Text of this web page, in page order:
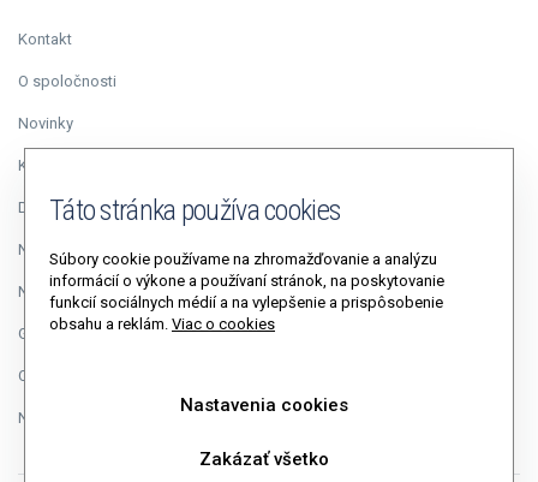
Kontakt
O spoločnosti
Novinky
Kariéra
Duálne vzdelávanie
Napísali o nás
Napíšte riaditeľovi
GDPR
Cookies
Nastavenia cookies
Táto stránka používa cookies
Súbory cookie používame na zhromažďovanie a analýzu
informácií o výkone a používaní stránok, na poskytovanie
funkcií sociálnych médií a na vylepšenie a prispôsobenie
obsahu a reklám. Viac o cookies
Nastavenia cookies
Zakázať všetko